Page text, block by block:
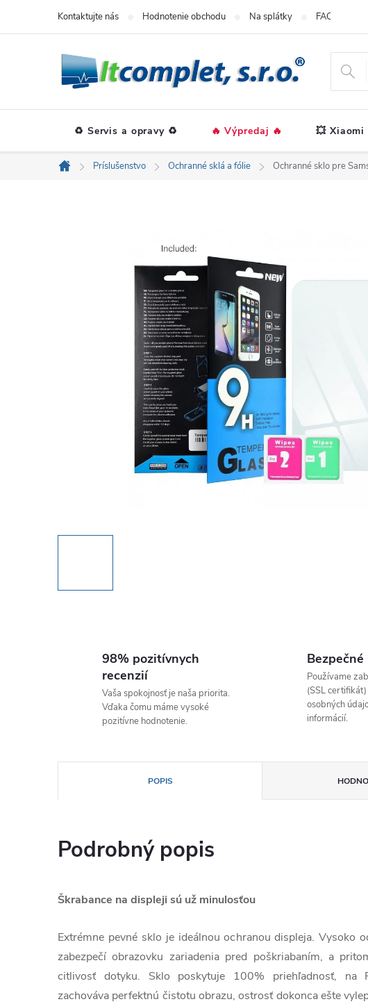
Kontaktujte nás Hodnotenie obchodu Na splátky FAQ
♻️ Servis a opravy ♻️ 🔥 Výpredaj 🔥 💥 Xiaomi
Domov
Príslušenstvo Ochranné sklá a fólie Ochranné sklo pre
98% pozitívnych
recenzií
Vaša spokojnosť je naša priorita.
Vďaka čomu máme vysoké
pozitívne hodnotenie.
Používame
(SSL
osobných
informácií.
POPIS
Podrobný popis
Škrabance na displeji sú už minulosťou
Extrémne pevné sklo je ideálnou ochranou displeja. Vysoko
zabezpečí obrazovku zariadenia pred poškriabaním, a
citlivosť dotyku. Sklo poskytuje 100% priehľadnosť, na
zachováva perfektnú čistotu obrazu, ostrosť dokonca ešte